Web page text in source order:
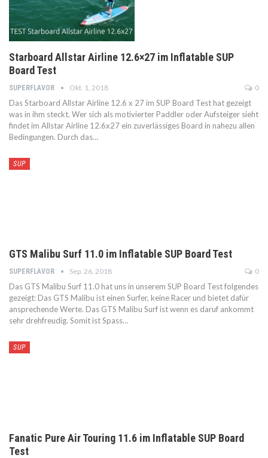
Starboard Allstar Airline 12.6×27 im Inflatable SUP
Board Test
SUPERFLAVOR Okt. 1, 2018 0
Das Starboard Allstar Airline 12.6 x 27 im SUP Board Test hat gezeigt
was in ihm steckt. Wer sich als motivierter Paddler oder Aufsteiger sieht
findet im Allstar Airline 12.6x27 ein zuverlässiges Board in nahezu allen
Bedingungen. Durch das…
SUP
GTS Malibu Surf 11.0 im Inflatable SUP Board Test
SUPERFLAVOR Sep. 26, 2018 0
Das GTS Malibu Surf 11.0 hat uns in unserem SUP Board Test folgendes
gezeigt: Das GTS Malibu ist einen Surfer, keine Racer und bietet dafür
ansprechende Werte. Das GTS Malibu Surf ist wenn es daruf ankommt
sehr drehfreudig. Somit ist Spass…
SUP
Fanatic Pure Air Touring 11.6 im Inflatable SUP Board
Test